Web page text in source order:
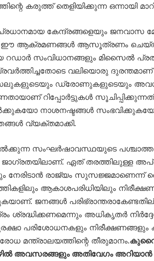
കരുത്ത് തെളിയിക്കുന്ന ഒന്നായി
കേന്ദ്രങ്ങളെയും ജനവാസ
ഈ ആക്രമണങ്ങൾ ആസൂത്രണം
സംവിധാനങ്ങളും മിസൈൽ
വലിയൊരു ദുരന്തമാണ്
ഡ്രോണുകളുടെയും
റിപ്പോർട്ടുകൾ
നാശനഷ്ടങ്ങൾ സംഭവിക്കുകയോ
വ്യക്തമാക്കി.
സംഘർഷാവസ്ഥയുടെ
ഏത് തരത്തിലുള്ള
നേരിടാൻ രാജ്യം സുസജ്ജമാണെന്ന്
ആകാശപരിധിയിലും
ജനങ്ങൾ
ശ്രദ്ധിക്കണമെന്നും അധികൃതർ
പരിശോധനകളും നിരീക്ഷണങ്ങളും
മന്ത്രാലയത്തിന്റെ തീരുമാനം.
അവസരങ്ങളും അതിവേഗം അറിയാൻ